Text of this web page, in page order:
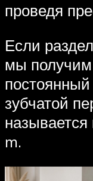
проведя
Если
мы
зубчатой
m.